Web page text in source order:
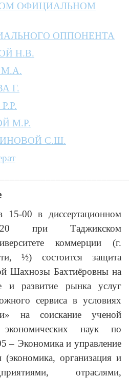
ОФИЦИАЛЬНОМ
ОППОНЕНТА
Н.В.
Г.
М.Р.
С.Ш.
00 в диссертационном
при Таджикском
коммерции (г.
½) состоится защита
Шахнозы Бахтиёровны на
и развитие рынка услуг
сервиса в условиях
на соискание ученой
экономических наук по
– Экономика и управление
организация и
отраслями,